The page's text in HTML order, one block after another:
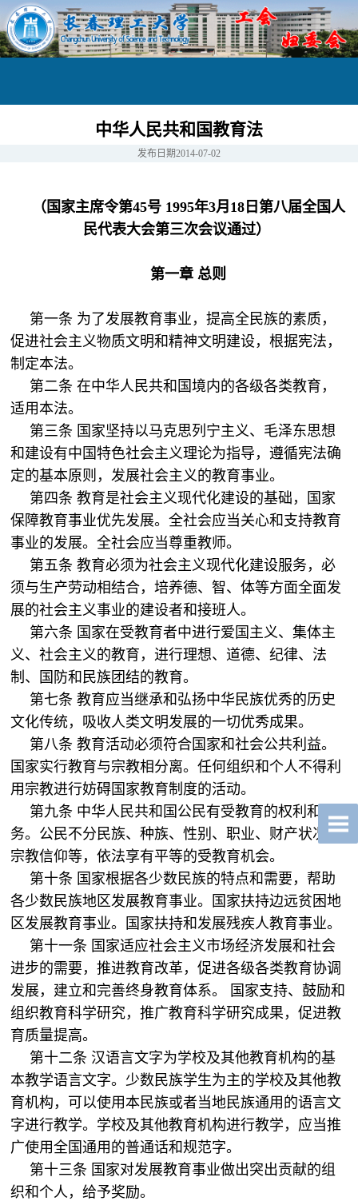
中华人民共和国教育法
发布日期2014-07-02
（国家主席令第45号 1995年3月 18 日第八届全国人
民代表大会第三次会议通过）
第一章 总则
第一条 为了发展教育事业，提高全民族的素质，
促进社会主义物质文明和精神文明建设，根据宪法，
制定本法。
第二条 在中华人民共和国境内的各级各类教育，
适用本法。
第三条 国家坚持以马克思列宁主义、毛泽东思想
和建设有中国特色社会主义理论为指导，遵循宪法确
定的基本原则，发展社会主义的教育事业。
第四条 教育是社会主义现代化建设的基础，国家
保障教育事业优先发展。全社会应当关心和支持教育
事业的发展。全社会应当尊重教师。
第五条 教育必须为社会主义现代化建设服务，必
须与生产劳动相结合，培养德、智、体等方面全面发
展的社会主义事业的建设者和接班人。
第六条 国家在受教育者中进行爱国主义、集体主
义、社会主义的教育，进行理想、道德、纪律、法
制、国防和民族团结的教育。
第七条 教育应当继承和弘扬中华民族优秀的历史
文化传统，吸收人类文明发展的一切优秀成果。
第八条 教育活动必须符合国家和社会公共利益。
国家实行教育与宗教相分离。任何组织和个人不得利
用宗教进行妨碍国家教育制度的活动。
第九条 中华人民共和国公民有受教育的权利和义
务。公民不分民族、种族、性别、职业、财产状况、
宗教信仰等，依法享有平等的受教育机会。
第十条 国家根据各少数民族的特点和需要，帮助
各少数民族地区发展教育事业。国家扶持边远贫困地
区发展教育事业。国家扶持和发展残疾人教育事业。
第十一条 国家适应社会主义市场经济发展和社会
进步的需要，推进教育改革，促进各级各类教育协调
发展，建立和完善终身教育体系。 国家支持、鼓励和
组织教育科学研究，推广教育科学研究成果，促进教
育质量提高。
第十二条 汉语言文字为学校及其他教育机构的基
本教学语言文字。少数民族学生为主的学校及其他教
育机构，可以使用本民族或者当地民族通用的语言文
字进行教学。学校及其他教育机构进行教学，应当推
广使用全国通用的普通话和规范字。
第十三条 国家对发展教育事业做出突出贡献的组
织和个人，给予奖励。